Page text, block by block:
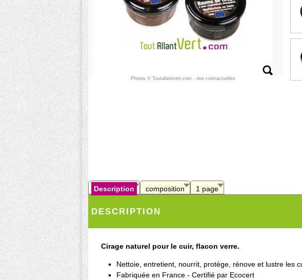
Photos © Toutallantvert.com - non contractuelles
Description composition 1 page
DESCRIPTION
Cirage naturel pour le cuir, flacon verre.
Nettoie, entretient, nourrit, protège, rénove et lustre les
Fabriquée en France - Certifié par Ecocert